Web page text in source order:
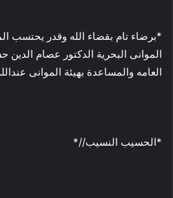
*برضاء تام بقضاء الله وقدر يحتسب
الموانى البحرية الدكتور عصام الدين
العامه والمساعدة بهيئة الموانى
*الحسيب النسيب//*